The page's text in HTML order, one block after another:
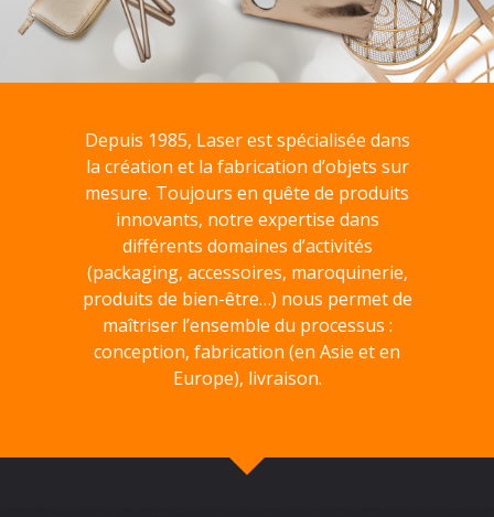
Depuis 1985, Laser est spécialisée dans
la création et la fabrication d’objets sur
mesure. Toujours en quête de produits
innovants, notre expertise dans
différents domaines d’activités
(packaging, accessoires, maroquinerie,
produits de bien-être…) nous permet de
maîtriser l’ensemble du processus :
conception, fabrication (en Asie et en
Europe), livraison.